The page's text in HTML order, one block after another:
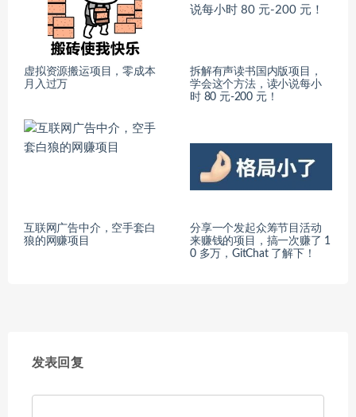
虚拟资源搬运项目，零成本
月入过万
拆解有声读书国内版项目，
学会这个方法，读小说每小
时 80 元-200 元！
互联网广告中介，空手套白
狼的网赚项目
分享一个发起众筹节目活动
来赚钱的项目，搞一次赚了 1
0 多万，GitChat 了解下！
发表回复